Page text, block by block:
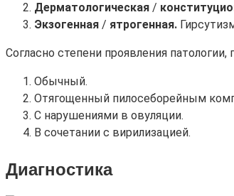
Дерматологическая /
Экзогенная / ятрогенная.
Согласно степени проявления патологии,
Обычный.
Отягощенный пилосеборейным
С нарушениями в овуляции.
В сочетании с вирилизацией.
Диагностика